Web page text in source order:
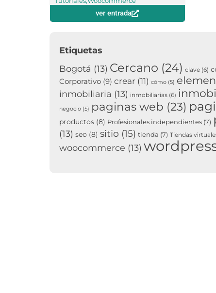
ver entrada
Etiquetas
Bogotá (13) Cercano (24) clave (6)
Corporativo (9) crear (11) cómo (5)
inmobiliaria (13) inmobiliarias (6)
negocio (5) paginas web (23)
productos (8) Profesionales independientes (7)
(13) seo (8) sitio (15) tienda (7) Tiendas
woocommerce (13)